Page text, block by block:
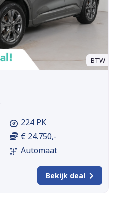
BTW
224 PK
€ 24.750,-
Automaat
Bekijk deal